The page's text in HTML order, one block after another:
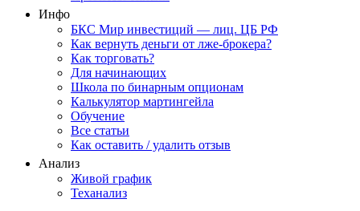
Инфо
БКС Мир инвестиций — лиц. ЦБ РФ
Как вернуть деньги от лже-брокера?
Как торговать?
Для начинающих
Школа по бинарным опционам
Калькулятор мартингейла
Обучение
Все статьи
Как оставить / удалить отзыв
Анализ
Живой график
Теханализ